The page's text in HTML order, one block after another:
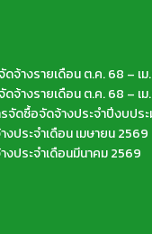
จ้างรายเดือน ต.ค. 68 – เม
จ้างรายเดือน ต.ค. 68 – เม
จัดซื้อจัดจ้างประจำปีงบปร
ประจำเดือน เมษายน 2569
ประจำเดือนมีนาคม 2569